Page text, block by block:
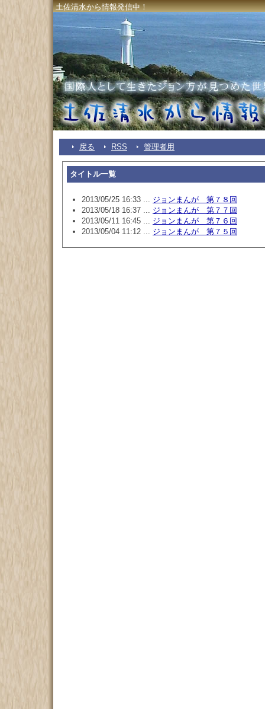
土佐清水から情報発信中！
戻る RSS 管理者用
タイトル一覧
2013/05/25 16:33 ... ジョンまんが 第７８回
2013/05/18 16:37 ... ジョンまんが 第７７回
2013/05/11 16:45 ... ジョンまんが 第７６回
2013/05/04 11:12 ... ジョンまんが 第７５回